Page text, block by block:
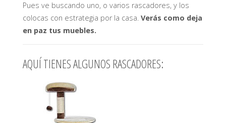
Pues ve buscando uno, o varios rascadores, y los
colocas con estrategia por la casa. Verás como deja
en paz tus muebles.
AQUÍ TIENES ALGUNOS RASCADORES: